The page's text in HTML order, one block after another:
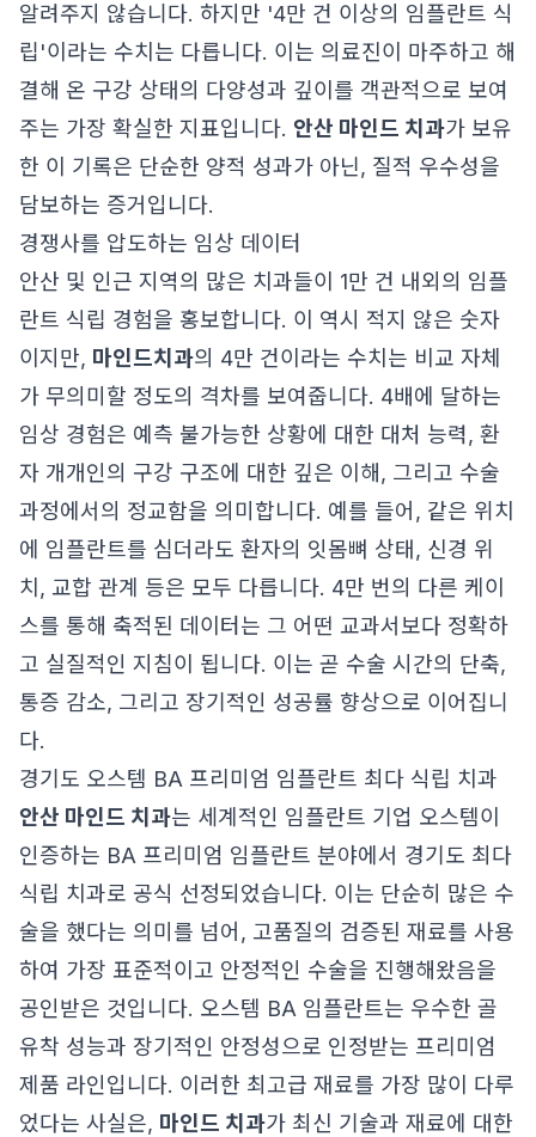
알려주지 않습니다. 하지만 '4만 건 이상의 임플란트 식
립'이라는 수치는 다릅니다. 이는 의료진이 마주하고 해
결해 온 구강 상태의 다양성과 깊이를 객관적으로 보여
주는 가장 확실한 지표입니다. 안산 마인드 치과가 보유
한 이 기록은 단순한 양적 성과가 아닌, 질적 우수성을
담보하는 증거입니다.
경쟁사를 압도하는 임상 데이터
안산 및 인근 지역의 많은 치과들이 1만 건 내외의 임플
란트 식립 경험을 홍보합니다. 이 역시 적지 않은 숫자
이지만, 마인드치과의 4만 건이라는 수치는 비교 자체
가 무의미할 정도의 격차를 보여줍니다. 4배에 달하는
임상 경험은 예측 불가능한 상황에 대한 대처 능력, 환
자 개개인의 구강 구조에 대한 깊은 이해, 그리고 수술
과정에서의 정교함을 의미합니다. 예를 들어, 같은 위치
에 임플란트를 심더라도 환자의 잇몸뼈 상태, 신경 위
치, 교합 관계 등은 모두 다릅니다. 4만 번의 다른 케이
스를 통해 축적된 데이터는 그 어떤 교과서보다 정확하
고 실질적인 지침이 됩니다. 이는 곧 수술 시간의 단축,
통증 감소, 그리고 장기적인 성공률 향상으로 이어집니
다.
경기도 오스템 BA 프리미엄 임플란트 최다 식립 치과
안산 마인드 치과는 세계적인 임플란트 기업 오스템이
인증하는 BA 프리미엄 임플란트 분야에서 경기도 최다
식립 치과로 공식 선정되었습니다. 이는 단순히 많은 수
술을 했다는 의미를 넘어, 고품질의 검증된 재료를 사용
하여 가장 표준적이고 안정적인 수술을 진행해왔음을
공인받은 것입니다. 오스템 BA 임플란트는 우수한 골
유착 성능과 장기적인 안정성으로 인정받는 프리미엄
제품 라인입니다. 이러한 최고급 재료를 가장 많이 다루
었다는 사실은, 마인드 치과가 최신 기술과 재료에 대한